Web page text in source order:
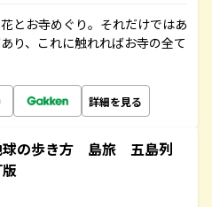
とお寺めぐり。それだけではあ
り、これに触れればお寺の全て
詳細を見る
の歩き方 島旅 五島列